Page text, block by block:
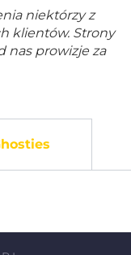
niektórzy z
klientów. Strony
nas prowizje za